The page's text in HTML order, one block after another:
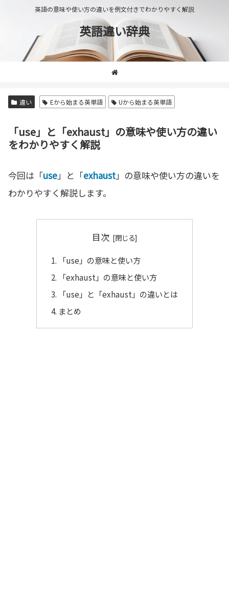
英語の意味や使い方の違いを例文付きでわかりやすく解説
英語違い辞典
違い Eから始まる英単語 Uから始まる英単語
「use」と「exhaust」の意味や使い方の違い
をわかりやすく解説
今回は「use」と「exhaust」の意味や使い方の違いを
わかりやすく解説します。
目次
「use」の意味と使い方
「exhaust」の意味と使い方
「use」と「exhaust」の違いとは
まとめ